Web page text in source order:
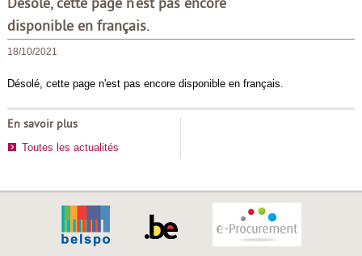
Désolé, cette page n'est pas encore
disponible en français.
18/10/2021
Désolé, cette page n'est pas encore disponible en français.
En savoir plus
Toutes les actualités